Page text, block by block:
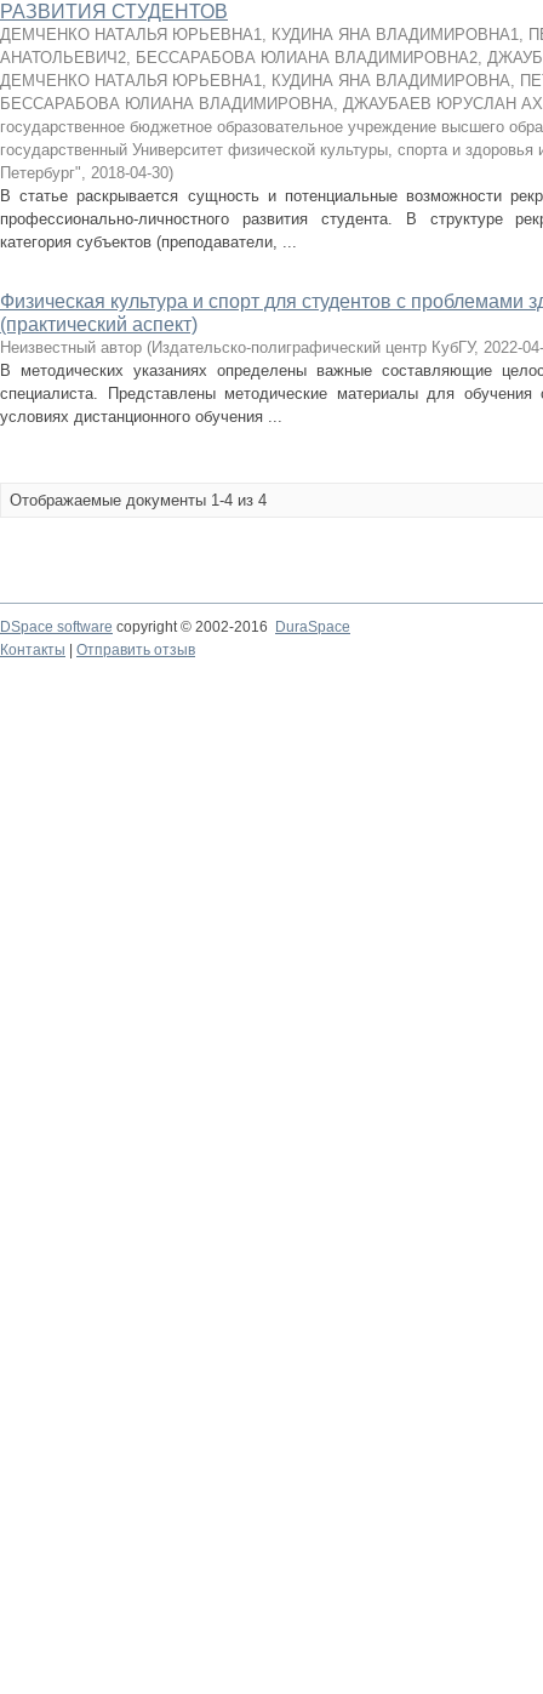
РАЗВИТИЯ СТУДЕНТОВ
ДЕМЧЕНКО НАТАЛЬЯ ЮРЬЕВНА1, КУДИНА ЯНА ВЛАДИМИРОВНА1,
АНАТОЛЬЕВИЧ2, БЕССАРАБОВА ЮЛИАНА ВЛАДИМИРОВНА2,
ДЕМЧЕНКО НАТАЛЬЯ ЮРЬЕВНА1, КУДИНА ЯНА ВЛАДИМИРОВНА,
БЕССАРАБОВА ЮЛИАНА ВЛАДИМИРОВНА, ДЖАУБАЕВ ЮРУСЛАН
государственное бюджетное образовательное учреждение высшего
государственный Университет физической культуры, спорта и
Петербург", 2018-04-30)
В статье раскрывается сущность и потенциальные возможности
профессионально-личностного развития студента. В структуре
категория субъектов (преподаватели, ...
Физическая культура и спорт для студентов с проблемами
(практический аспект)
Неизвестный автор (Издательско-полиграфический центр КубГУ, 2022-
В методических указаниях определены важные составляющие
специалиста. Представлены методические материалы для обучения
условиях дистанционного обучения ...
Отображаемые документы 1-4 из 4
DSpace software copyright © 2002-2016
DuraSpace
Контакты
Отправить отзыв